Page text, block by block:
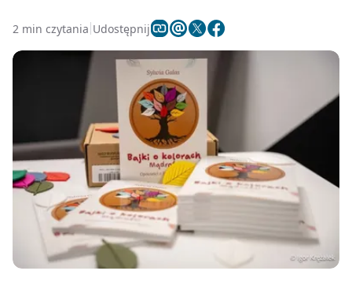
2 min czytania Udostępnij